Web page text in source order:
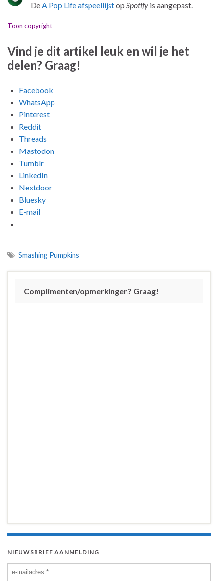
DeA Pop Life afspeellijstop Spotify is aangepast.
Toon copyright
Vind je dit artikel leuk en wil je het
delen? Graag!
Facebook
WhatsApp
Pinterest
Reddit
Threads
Mastodon
Tumblr
LinkedIn
Nextdoor
Bluesky
E-mail
Smashing Pumpkins
Complimenten/opmerkingen? Graag!
NIEUWSBRIEF AANMELDING